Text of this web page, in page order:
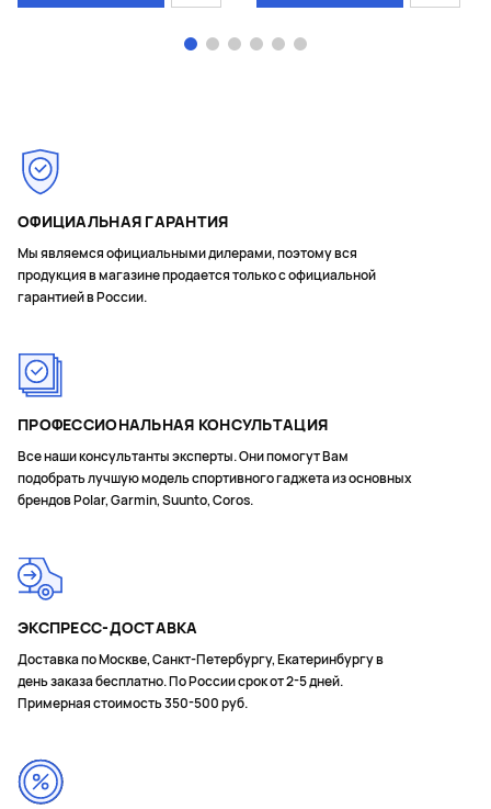
ОФИЦИАЛЬНАЯ ГАРАНТИЯ
Мы являемся официальными дилерами, поэтому вся
продукция в магазине продается только с официальной
гарантией в России.
ПРОФЕССИОНАЛЬНАЯ КОНСУЛЬТАЦИЯ
Все наши консультанты эксперты. Они помогут Вам
подобрать лучшую модель спортивного гаджета из основных
брендов Polar, Garmin, Suunto, Coros.
ЭКСПРЕСС-ДОСТАВКА
Доставка по Москве, Санкт-Петербургу, Екатеринбургу в
день заказа бесплатно. По России срок от 2-5 дней.
Примерная стоимость 350-500 руб.